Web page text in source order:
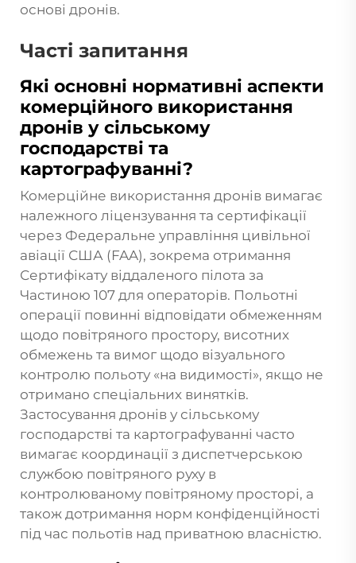
основі дронів.
Часті запитання
Які основні нормативні аспекти
комерційного використання
дронів у сільському
господарстві та
картографуванні?
Комерційне використання дронів вимагає
належного ліцензування та сертифікації
через Федеральне управління цивільної
авіації США (FAA), зокрема отримання
Сертифікату віддаленого пілота за
Частиною 107 для операторів. Польотні
операції повинні відповідати обмеженням
щодо повітряного простору, висотних
обмежень та вимог щодо візуального
контролю польоту «на видимості», якщо не
отримано спеціальних винятків.
Застосування дронів у сільському
господарстві та картографуванні часто
вимагає координації з диспетчерською
службою повітряного руху в
контролюваному повітряному просторі, а
також дотримання норм конфіденційності
під час польотів над приватною власністю.